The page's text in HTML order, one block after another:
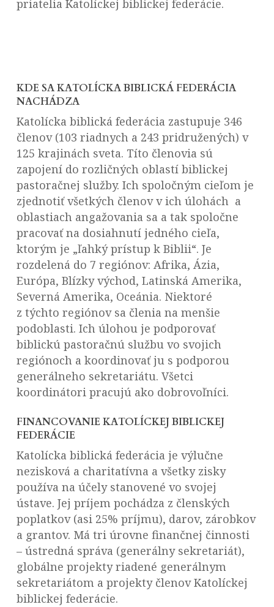
priatelia Katolíckej biblickej federácie.
KDE SA KATOLÍCKA BIBLICKÁ FEDERÁCIA
NACHÁDZA
Katolícka biblická federácia zastupuje 346
členov (103 riadnych a 243 pridružených) v
125 krajinách sveta. Títo členovia sú
zapojení do rozličných oblastí biblickej
pastoračnej služby. Ich spoločným cieľom je
zjednotiť všetkých členov v ich úlohách a
oblastiach angažovania sa a tak spoločne
pracovať na dosiahnutí jedného cieľa,
ktorým je „ľahký prístup k Biblii“. Je
rozdelená do 7 regiónov: Afrika, Ázia,
Európa, Blízky východ, Latinská Amerika,
Severná Amerika, Oceánia. Niektoré
z týchto regiónov sa členia na menšie
podoblasti. Ich úlohou je podporovať
biblickú pastoračnú službu vo svojich
regiónoch a koordinovať ju s podporou
generálneho sekretariátu. Všetci
koordinátori pracujú ako dobrovoľníci.
FINANCOVANIE KATOLÍCKEJ BIBLICKEJ
FEDERÁCIE
Katolícka biblická federácia je výlučne
nezisková a charitatívna a všetky zisky
používa na účely stanovené vo svojej
ústave. Jej príjem pochádza z členských
poplatkov (asi 25% príjmu), darov, zárobkov
a grantov. Má tri úrovne finančnej činnosti
– ústredná správa (generálny sekretariát),
globálne projekty riadené generálnym
sekretariátom a projekty členov Katolíckej
biblickej federácie.